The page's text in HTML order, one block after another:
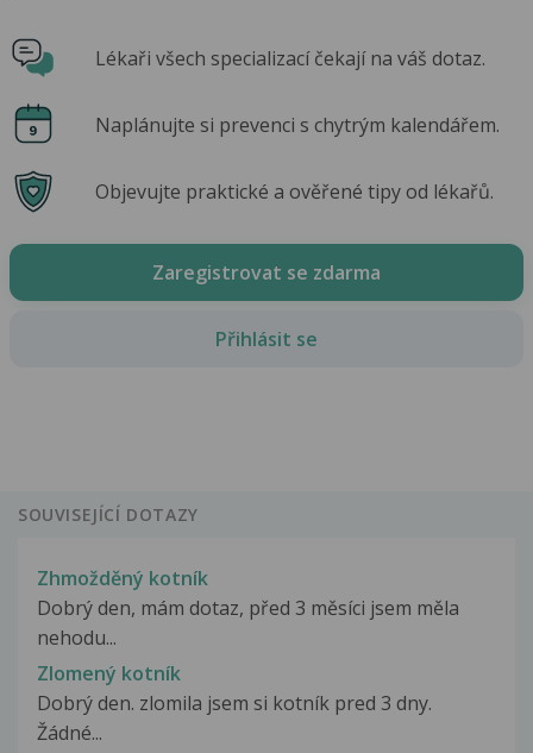
Lékaři všech specializací čekají na váš dotaz.
Naplánujte si prevenci s chytrým kalendářem.
Objevujte praktické a ověřené tipy od lékařů.
Zaregistrovat se zdarma
Přihlásit se
SOUVISEJÍCÍ DOTAZY
Zhmožděný kotník
Dobrý den, mám dotaz, před 3 měsíci jsem měla
nehodu...
Zlomený kotník
Dobrý den. zlomila jsem si kotník pred 3 dny.
Žádné...